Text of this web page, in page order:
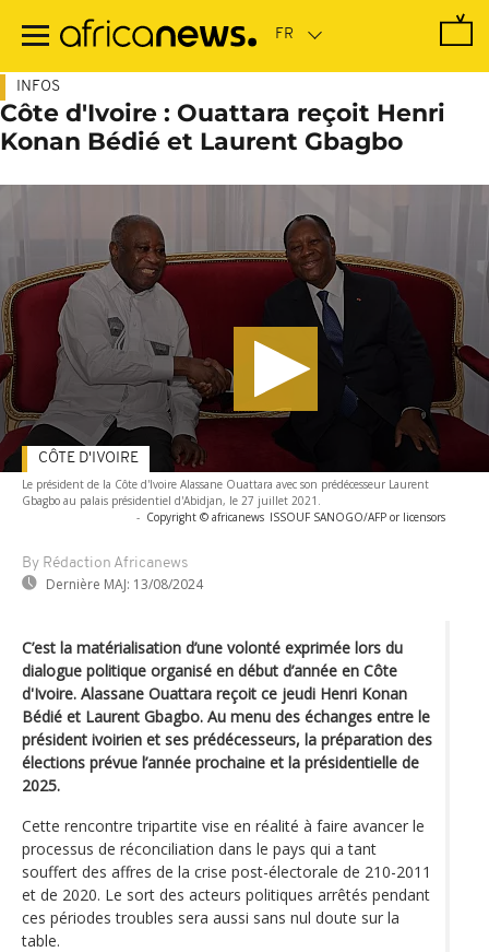
contenu
INFOS
Côte d'Ivoire : Ouattara reçoit Henri
Konan Bédié et Laurent Gbagbo
Le président de la Côte d'Ivoire Alassane Ouattara avec son prédécesseur Laurent
Gbagbo au palais présidentiel d'Abidjan, le 27 juillet 2021.
- Copyright © africanews ISSOUF SANOGO/AFP or licensors
By Rédaction Africanews
Dernière MAJ: 13/08/2024
CÔTE D'IVOIRE
C’est la matérialisation d’une volonté exprimée lors du
dialogue politique organisé en début d’année en Côte
d'Ivoire. Alassane Ouattara reçoit ce jeudi Henri Konan
Bédié et Laurent Gbagbo. Au menu des échanges entre le
président ivoirien et ses prédécesseurs, la préparation des
élections prévue l’année prochaine et la présidentielle de
2025.
Cette rencontre tripartite vise en réalité à faire avancer le
processus de réconciliation dans le pays qui a tant
souffert des affres de la crise post-électorale de 210-2011
et de 2020. Le sort des acteurs politiques arrêtés pendant
ces périodes troubles sera aussi sans nul doute sur la
table.